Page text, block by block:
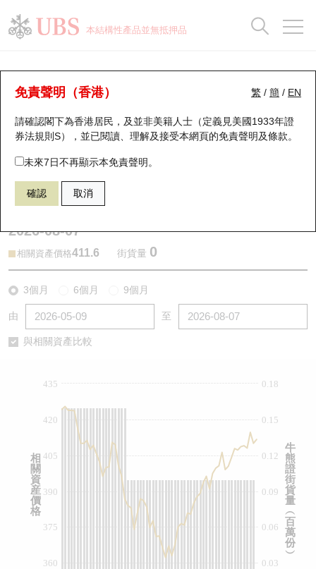
本結構性產品並無抵押品
繁 / 簡 / EN
免責聲明（香港）
請確認閣下為香港居民，及並非美籍人士（定義見美國1933年證
券法規則S），並已閱讀、理解及接受本網頁的免責聲明及條款。
未來7日不再顯示本免責聲明。
確認 取消
牛熊證分析儀
表現 街貨統計 比較
50379 瑞銀牛證 0388 香港交易所
2026-08-07
相關資產價格411.6 街貨量 0
3個月 6個月 9個月
由 至
與相關資產比較
0.03
0.06
0.09
0.12
0.15
0.18
360
420
375
390
405
435
牛
熊
證
街
貨
量
︵
百
萬
份
︶
相
關
資
産
價
格
瑞銀認股證一覽
新發行瑞銀認股證
即將到期認股證
認股證到期結算價查詢
認股證分析儀
認股證/牛熊證日誌
認股證文件及公告 (瑞信)
街貨統計
比較
牛熊全景快搜
牛熊證搜尋
牛熊證街貨分佈圖
正股牛熊證列表
新發行瑞銀牛熊證
牛熊證到期結算價查詢
牛熊證速算機
牛熊證文件及公告
牛熊證文件及公告 (瑞信)
街貨統計
比較
十大升幅/跌幅
十大認股證成交分佈
十天股證佔大市成交
資金流
街貨統計
正股分析儀
二十大活躍股份
恒指成份股
國指成份股
科指成份股
中資ETFs溢價比較
即市板塊表現
收市競價變化
持股比重
顯示所有持股比重
每月輪證大市專題
輪證專欄
講座及教育短片
認股證投資者教育
牛熊證投資者教育